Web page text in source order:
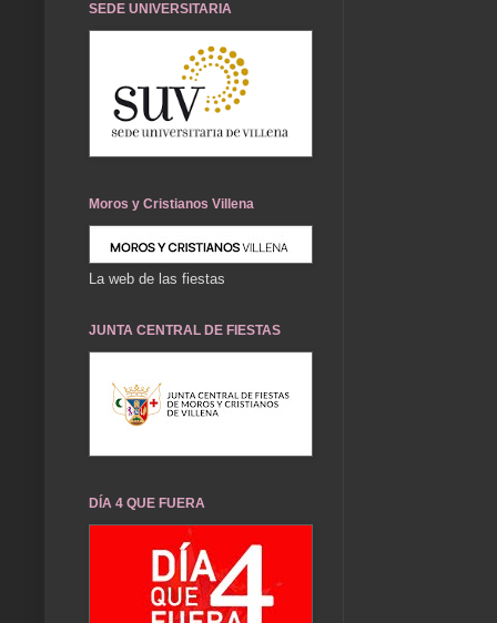
SEDE UNIVERSITARIA
Moros y Cristianos Villena
La web de las fiestas
JUNTA CENTRAL DE FIESTAS
DÍA 4 QUE FUERA